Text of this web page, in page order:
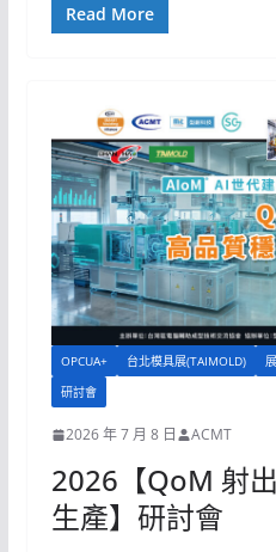
Read More
OPCUA+ 台北模具展(TAIMOLD)
研討會
2026 年 7 月 8 日 ACMT
2026【QoM 射
生產】研討會